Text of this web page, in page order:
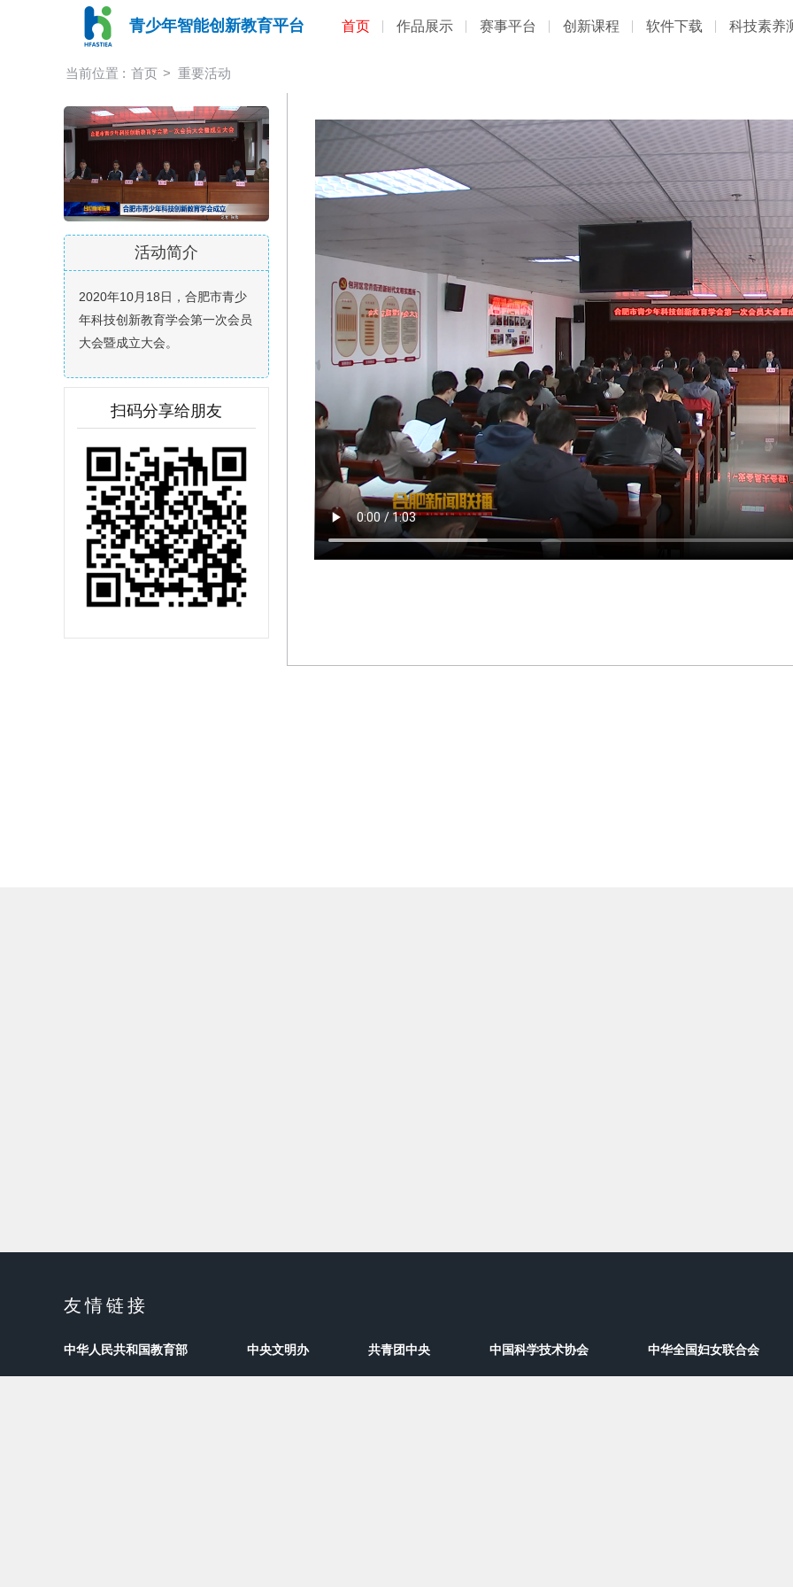
青少年智能创新教育平台 首页 作品展示 赛事平台 创新课程 软件下载 科技素养
当前位置 : 首页 > 重要活动
活动简介
2020年10月18日，合肥市青少
年科技创新教育学会第一次会员
大会暨成立大会。
扫码分享给朋友
友情链接
中华人民共和国教育部 中央文明办 共青团中央 中国科学技术协会 中华全国妇女联合会